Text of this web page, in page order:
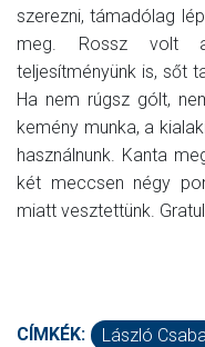
szerezni, támadólag
meg. Rossz volt a
teljesítményünk is, sőt
Ha nem rúgsz gólt,
kemény munka, a
használnunk. Kanta
két meccsen négy
miatt vesztettünk.
CÍMKÉK: László